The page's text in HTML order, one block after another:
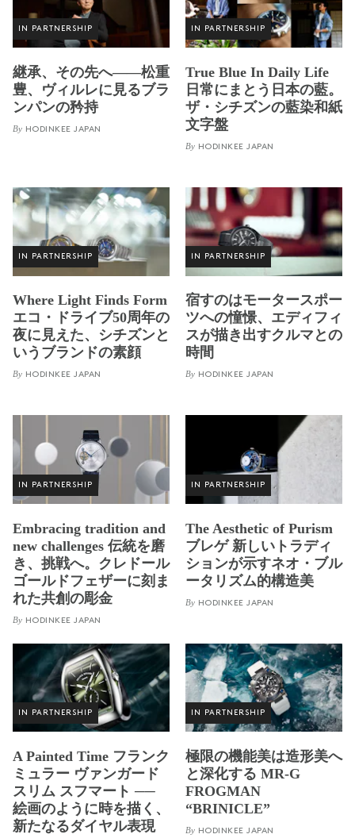
IN PARTNERSHIP
継承、その先へ——松重
豊、ヴィルレに見るブラ
ンパンの矜持
By HODINKEE JAPAN
IN PARTNERSHIP
True Blue In Daily Life
日常にまとう日本の藍。
ザ・シチズンの藍染和紙
文字盤
By HODINKEE JAPAN
IN PARTNERSHIP
Where Light Finds Form
エコ・ドライブ50周年の
夜に見えた、シチズンと
いうブランドの素顔
By HODINKEE JAPAN
IN PARTNERSHIP
宿すのはモータースポー
ツへの憧憬、エディフィ
スが描き出すクルマとの
時間
By HODINKEE JAPAN
IN PARTNERSHIP
Embracing tradition and
new challenges 伝統を磨
き、挑戦へ。クレドール
ゴールドフェザーに刻ま
れた共創の彫金
By HODINKEE JAPAN
IN PARTNERSHIP
The Aesthetic of Purism
ブレゲ 新しいトラディ
ションが示すネオ・ブル
ータリズム的構造美
By HODINKEE JAPAN
IN PARTNERSHIP
A Painted Time フランク
ミュラー ヴァンガード
スリム スフマート ──
絵画のように時を描く、
新たなるダイヤル表現
IN PARTNERSHIP
極限の機能美は造形美へ
と深化する MR-G
FROGMAN
“BRINICLE”
By HODINKEE JAPAN